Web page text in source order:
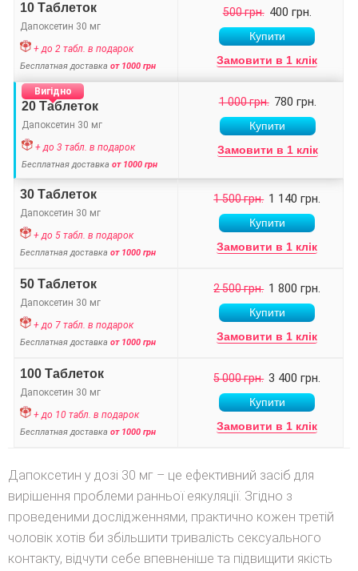
10 Таблеток
Дапоксетин 30 мг
+ до 2 табл. в подарок
Бесплатная доставкаот 1000 грн
500 грн. 400 грн.
Замовити в 1 клік
Вигідно
20 Таблеток
Дапоксетин 30 мг
+ до 3 табл. в подарок
Бесплатная доставкаот 1000 грн
1 000 грн. 780 грн.
Замовити в 1 клік
30 Таблеток
Дапоксетин 30 мг
+ до 5 табл. в подарок
Бесплатная доставкаот 1000 грн
1 500 грн. 1 140 грн.
Замовити в 1 клік
50 Таблеток
Дапоксетин 30 мг
+ до 7 табл. в подарок
Бесплатная доставкаот 1000 грн
2 500 грн. 1 800 грн.
Замовити в 1 клік
100 Таблеток
Дапоксетин 30 мг
+ до 10 табл. в подарок
Бесплатная доставкаот 1000 грн
5 000 грн. 3 400 грн.
Замовити в 1 клік
Дапоксетин у дозі 30 мг – це ефективний засіб для
вирішення проблеми ранньої еякуляції. Згідно з
проведеними дослідженнями, практично кожен третій
чоловік хотів би збільшити тривалість сексуального
контакту, відчути себе впевненіше та підвищити якість